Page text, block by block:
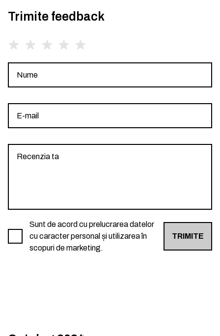
Trimite feedback
Sunt de acord cu prelucrarea datelor
cu caracter personal și utilizarea în
scopuri de marketing.
TRIMITE